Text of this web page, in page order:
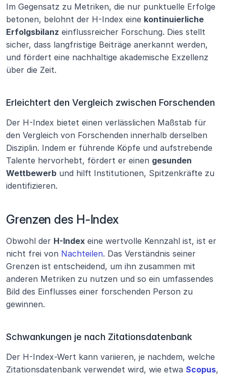
Im Gegensatz zu Metriken, die nur punktuelle Erfolge
betonen, belohnt der H-Index eine kontinuierliche
Erfolgsbilanz einflussreicher Forschung. Dies stellt
sicher, dass langfristige Beiträge anerkannt werden,
und fördert eine nachhaltige akademische Exzellenz
über die Zeit.
Erleichtert den Vergleich zwischen Forschenden
Der H-Index bietet einen verlässlichen Maßstab für
den Vergleich von Forschenden innerhalb derselben
Disziplin. Indem er führende Köpfe und aufstrebende
Talente hervorhebt, fördert er einen gesunden
Wettbewerb und hilft Institutionen, Spitzenkräfte zu
identifizieren.
Grenzen des H-Index
Obwohl der H-Index eine wertvolle Kennzahl ist, ist er
nicht frei von Nachteilen. Das Verständnis seiner
Grenzen ist entscheidend, um ihn zusammen mit
anderen Metriken zu nutzen und so ein umfassendes
Bild des Einflusses einer forschenden Person zu
gewinnen.
Schwankungen je nach Zitationsdatenbank
Der H-Index-Wert kann variieren, je nachdem, welche
Zitationsdatenbank verwendet wird, wie etwa Scopus